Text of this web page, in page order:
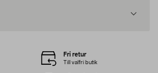
Fri retur
Till valfri butik